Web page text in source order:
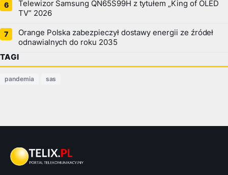
Telewizor Samsung QN65S99H z tytułem „King of OLED
TV” 2026
Orange Polska zabezpieczył dostawy energii ze źródeł
odnawialnych do roku 2035
TAGI
pandemia sas